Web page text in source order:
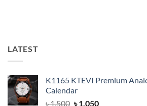
LATEST
K1165 KTEVI Premium
Calendar
৳1,500 Original
৳1,050Current